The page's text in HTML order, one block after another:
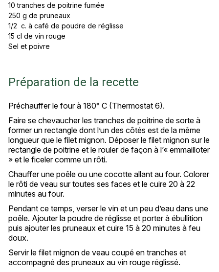
10 tranches de poitrine fumée
250 g de pruneaux
1/2 c. à café de poudre de réglisse
15 cl de vin rouge
Sel et poivre
Préparation de la recette
Préchauffer le four à 180° C (Thermostat 6).
Faire se chevaucher les tranches de poitrine de sorte à
former un rectangle dont l’un des côtés est de la même
longueur que le filet mignon. Déposer le filet mignon sur le
rectangle de poitrine et le rouler de façon à l’« emmailloter
» et le ficeler comme un rôti.
Chauffer une poêle ou une cocotte allant au four. Colorer
le rôti de veau sur toutes ses faces et le cuire 20 à 22
minutes au four.
Pendant ce temps, verser le vin et un peu d’eau dans une
poêle. Ajouter la poudre de réglisse et porter à ébullition
puis ajouter les pruneaux et cuire 15 à 20 minutes à feu
doux.
Servir le filet mignon de veau coupé en tranches et
accompagné des pruneaux au vin rouge réglissé.